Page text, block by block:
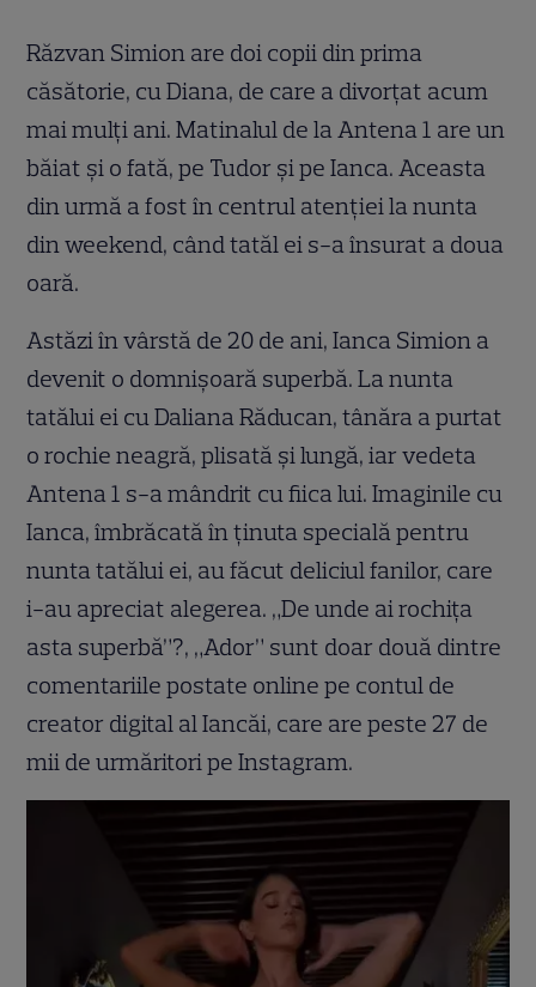
Răzvan Simion are doi copii din prima
căsătorie, cu Diana, de care a divorțat acum
mai mulți ani. Matinalul de la Antena 1 are un
băiat și o fată, pe Tudor și pe Ianca. Aceasta
din urmă a fost în centrul atenției la nunta
din weekend, când tatăl ei s-a însurat a doua
oară.
Astăzi în vârstă de 20 de ani, Ianca Simion a
devenit o domnișoară superbă. La nunta
tatălui ei cu Daliana Răducan, tânăra a purtat
o rochie neagră, plisată și lungă, iar vedeta
Antena 1 s-a mândrit cu fiica lui. Imaginile cu
Ianca, îmbrăcată în ținuta specială pentru
nunta tatălui ei, au făcut deliciul fanilor, care
i-au apreciat alegerea. „De unde ai rochița
asta superbă”?, „Ador” sunt doar două dintre
comentariile postate online pe contul de
creator digital al Iancăi, care are peste 27 de
mii de urmăritori pe Instagram.